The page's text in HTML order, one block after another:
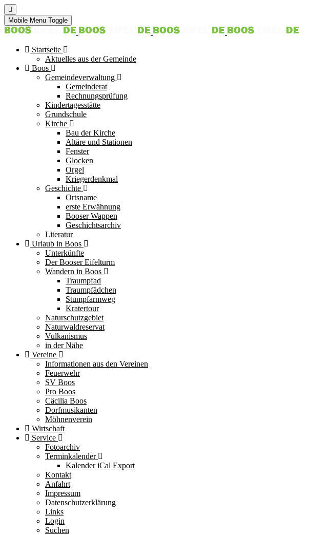
Mobile Menu Toggle
Startseite
Aktuelles aus der Gemeinde
Boos
Gemeindeverwaltung
Gemeinderat
Rechnungsprüfung
Kindertagesstätte
Grundschule
Kirche
Bau der Kirche
Altäre und Stationen
Fenster
Glocken
Orgel
Kriegerdenkmal
Geschichte
Ortsname
erste Erwähnung
Booser Wappen
Geschichtsarchiv
Literatur
Urlaub in Boos
Unterkünfte
Der Booser Eifelturm
Wandern in Boos
Traumpfad
Traumpfädchen
Stumpfarmweg
Kratertour
Naturschutzgebiet
Naturwaldreservat
Vulkanismus
in der Nähe
Vereine
Informationen aus den Vereinen
Feuerwehr
SV Boos
Pro Boos
Cäcilia Boos
Dorfmusikanten
Möhnenverein
Wirtschaft
Service
Fotoarchiv
Terminkalender
Kalender iCal Export
Kontakt
Anfahrt
Impressum
Datenschutzerklärung
Links
Login
Suchen